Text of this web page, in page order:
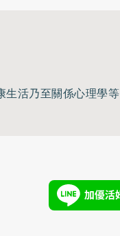
生活乃至關係心理學等